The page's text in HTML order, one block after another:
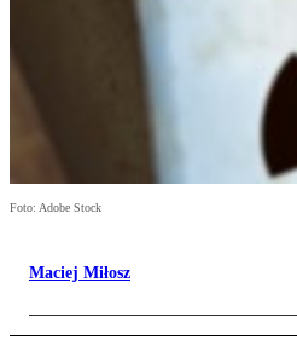
Foto: Adobe Stock
Maciej Miłosz